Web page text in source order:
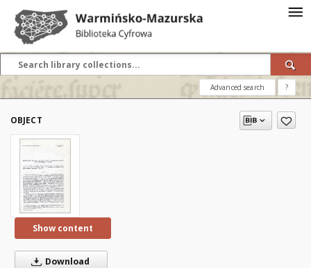
Advanced search ?
OBJECT
Show content
Download